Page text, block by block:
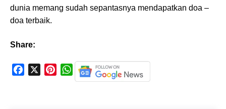
dunia memang sudah sepantasnya mendapatkan doa –
doa terbaik.
Share:
W
h